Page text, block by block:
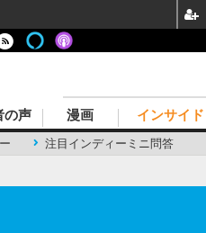
注目インディーミニ問答
の声 漫画 インサイド